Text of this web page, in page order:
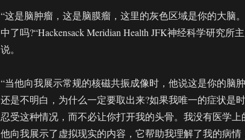
“这是脑肿瘤，这是脑膜瘤，这里的灰色区域是你的大脑
中了吗?“Hackensack Meridian Health JFK神经科学研究所
说。
“当他向我展示常规的核磁共振成像时，他说这是你的脑
还是不明白，为什么一定要取出来?如果我唯一的症状是
忍受这种情况，而不必让你打开我的头骨。我没有医学
他向我展示了虚拟现实的内容，它帮助我理解了我的病情